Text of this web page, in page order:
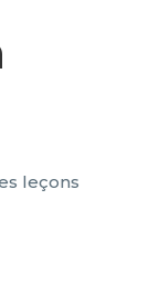
leçons